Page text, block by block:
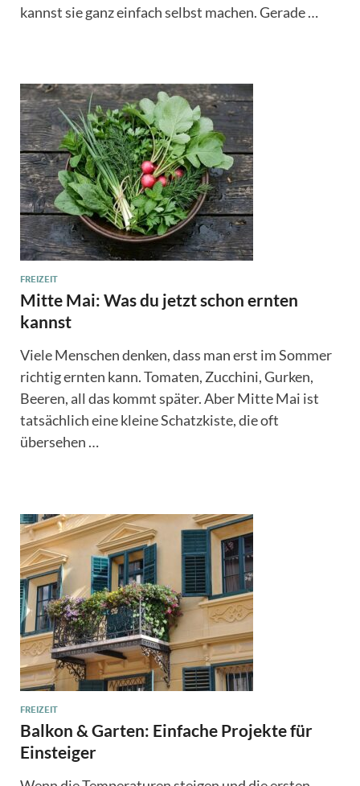
kannst sie ganz einfach selbst machen. Gerade …
FREIZEIT
Mitte Mai: Was du jetzt schon ernten
kannst
Viele Menschen denken, dass man erst im Sommer
richtig ernten kann. Tomaten, Zucchini, Gurken,
Beeren, all das kommt später. Aber Mitte Mai ist
tatsächlich eine kleine Schatzkiste, die oft
übersehen …
FREIZEIT
Balkon & Garten: Einfache Projekte für
Einsteiger